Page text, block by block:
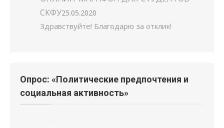
СКФУ25.05.2020
Здравствуйте! Благодарю за отклик!
Опрос: «Политические предпочтения и
социальная активность»